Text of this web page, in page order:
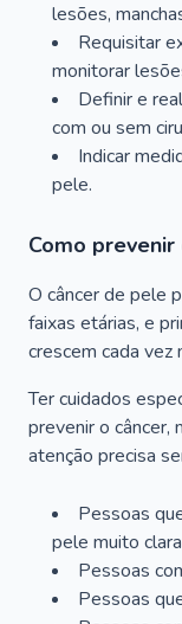
lesões,
Requisitar
monitorar
Definir e
com ou sem
Indicar
pele.
Como
O câncer de pele
faixas etárias, e
crescem cada vez
Ter cuidados
prevenir o câncer,
atenção precisa
Pessoas
pele muito
Pessoas
Pessoas